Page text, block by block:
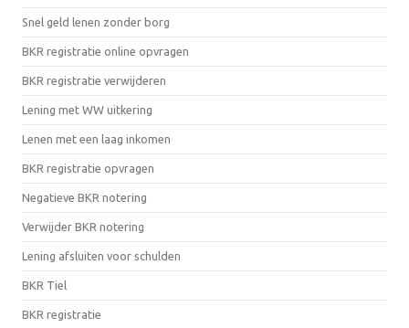
Snel geld lenen zonder borg
BKR registratie online opvragen
BKR registratie verwijderen
Lening met WW uitkering
Lenen met een laag inkomen
BKR registratie opvragen
Negatieve BKR notering
Verwijder BKR notering
Lening afsluiten voor schulden
BKR Tiel
BKR registratie